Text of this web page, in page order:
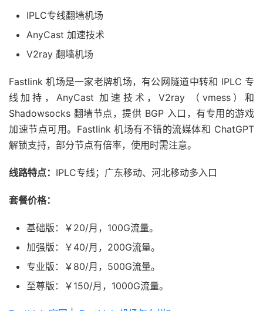
IPLC专线翻墙机场
AnyCast 加速技术
V2ray 翻墙机场
Fastlink 机场是一家老牌机场，有公网隧道中转和 IPLC 专
线加持，AnyCast 加速技术，V2ray （vmess）和
Shadowsocks 翻墙节点，提供 BGP 入口，有专用的游戏
加速节点可用。Fastlink 机场有不错的流媒体和 ChatGPT
解锁支持，部分节点有倍率，使用时需注意。
线路特点： IPLC专线；广东移动、河北移动多入口
套餐价格：
基础版：￥20/月，100G流量。
加强版：￥40/月，200G流量。
专业版：￥80/月，500G流量。
至尊版：￥150/月，1000G流量。